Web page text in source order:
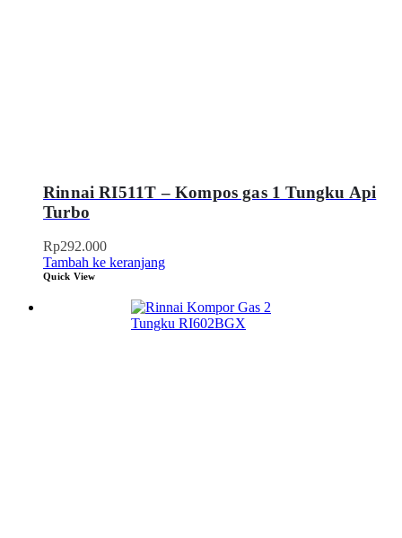
Rinnai RI511T – Kompos gas 1 Tungku Api
Turbo
Rp292.000
Tambah ke keranjang
Quick View